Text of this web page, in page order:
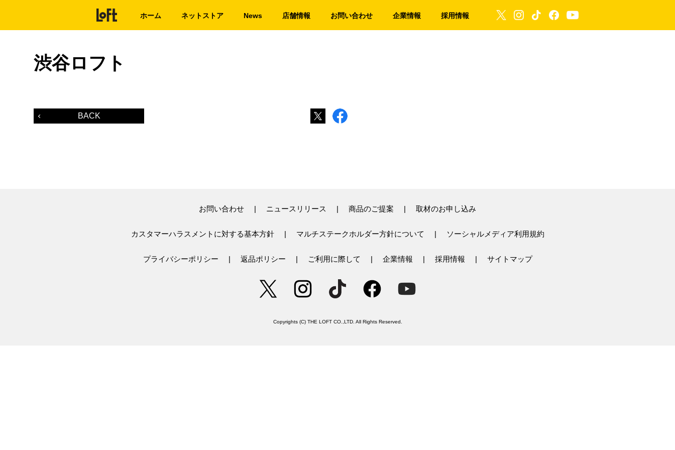
ホーム ネットストア News 店舗情報 お問い合わせ 企業情報 採用情報
渋谷ロフト
BACK
お問い合わせ ニュースリリース 商品のご提案 取材のお申し込み
カスタマーハラスメントに対する基本方針 マルチステークホルダー方針について ソーシャルメディア利用規約
プライバシーポリシー 返品ポリシー ご利用に際して 企業情報 採用情報 サイトマップ
Copyrights (C) THE LOFT CO.,LTD. All Rights Reserved.